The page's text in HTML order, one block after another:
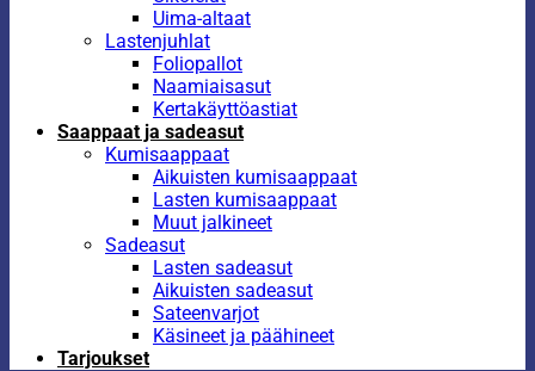
Uima-altaat
Lastenjuhlat
Foliopallot
Naamiaisasut
Kertakäyttöastiat
Saappaat ja sadeasut
Kumisaappaat
Aikuisten kumisaappaat
Lasten kumisaappaat
Muut jalkineet
Sadeasut
Lasten sadeasut
Aikuisten sadeasut
Sateenvarjot
Käsineet ja päähineet
Tarjoukset